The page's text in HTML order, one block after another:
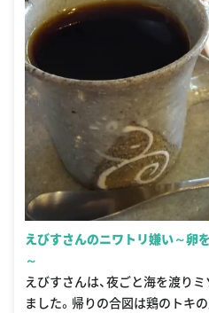
えびすさんのニワトリ嫌い～卵
～
えびすさんは、夜ごと海を渡り
ました。帰りの合図は鶏のトキ